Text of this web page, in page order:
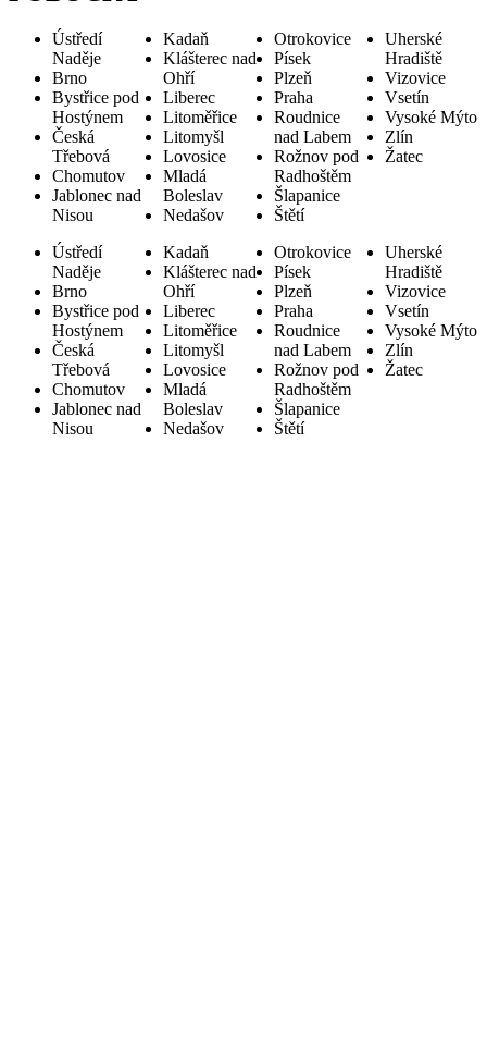
Ústředí
Naděje
Brno
Bystřice pod
Hostýnem
Česká
Třebová
Chomutov
Jablonec nad
Nisou
Kadaň
Klášterec nad
Ohří
Liberec
Litoměřice
Litomyšl
Lovosice
Mladá
Boleslav
Nedašov
Otrokovice
Písek
Plzeň
Praha
Roudnice
nad Labem
Rožnov pod
Radhoštěm
Šlapanice
Štětí
Uherské
Hradiště
Vizovice
Vsetín
Vysoké Mýto
Zlín
Žatec
Ústředí
Naděje
Brno
Bystřice pod
Hostýnem
Česká
Třebová
Chomutov
Jablonec nad
Nisou
Kadaň
Klášterec nad
Ohří
Liberec
Litoměřice
Litomyšl
Lovosice
Mladá
Boleslav
Nedašov
Otrokovice
Písek
Plzeň
Praha
Roudnice
nad Labem
Rožnov pod
Radhoštěm
Šlapanice
Štětí
Uherské
Hradiště
Vizovice
Vsetín
Vysoké Mýto
Zlín
Žatec